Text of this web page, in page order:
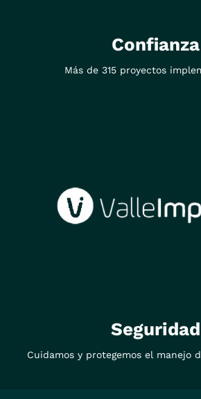
Confianza
Más de 315 proyectos
Seguridad
Cuidamos y protegemos el manejo